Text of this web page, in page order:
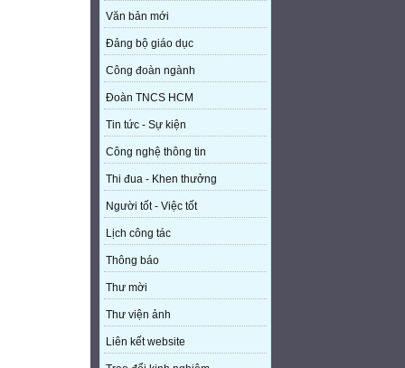
Văn bản mới
Đảng bộ giáo dục
Công đoàn ngành
Đoàn TNCS HCM
Tin tức - Sự kiện
Công nghệ thông tin
Thi đua - Khen thưởng
Người tốt - Việc tốt
Lịch công tác
Thông báo
Thư mời
Thư viện ảnh
Liên kết website